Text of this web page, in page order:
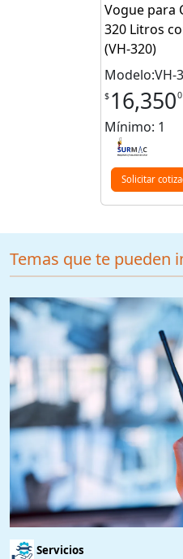
Vogue para
320 Litros
(VH-320)
Modelo:VH-
$ 16,350
Mínimo: 1
Solicitar
Temas que te pueden
Servicios